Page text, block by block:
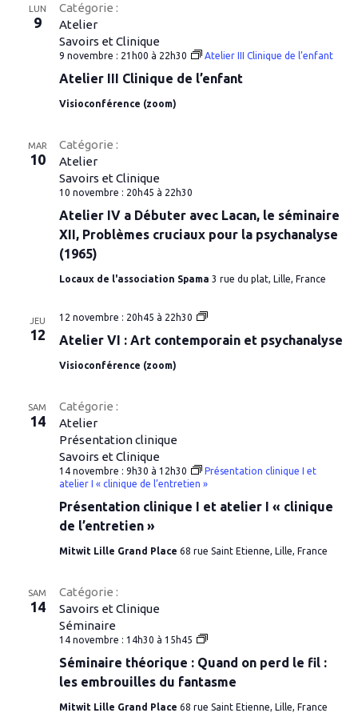
LUN
9
Atelier III Clinique de l’enfant
Catégorie :
Atelier
Savoirs et Clinique
9 novembre : 21h00 à 22h30 Atelier III Clinique de l’enfant
Visioconférence (zoom)
MAR
10
Atelier IV a Débuter avec Lacan, le séminaire
XII, Problèmes cruciaux pour la psychanalyse
(1965)
Catégorie :
Atelier
Savoirs et Clinique
10 novembre : 20h45 à 22h30
Locaux de l'association Spama 3 rue du plat, Lille, France
JEU
12 Atelier VI : Art contemporain et psychanalyse
12 novembre : 20h45 à 22h30
Atelier
:
Visioconférence (zoom)
SAM
14
Présentation clinique I et atelier I « clinique
de l’entretien »
Catégorie :
Atelier
Présentation clinique
Savoirs et Clinique
14 novembre : 9h30 à 12h30
Présentation clinique I et
atelier I « clinique de l’entretien »
Mitwit Lille Grand Place 68 rue Saint Etienne, Lille, France
SAM
14
Séminaire théorique : Quand on perd le fil :
les embrouilles du fantasme
Catégorie :
Savoirs et Clinique
Séminaire
14 novembre : 14h30 à 15h45
Séminaire
:
la
cause
de
Mitwit Lille Grand Place 68 rue Saint Etienne, Lille, France